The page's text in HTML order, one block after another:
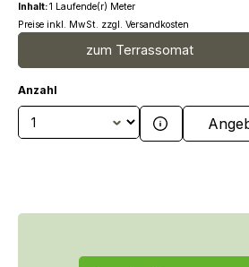
Inhalt:1 Laufende(r) Meter
Preise inkl. MwSt. zzgl. Versandkosten
zum Terrassomat
Anzahl
Produkt Anzahl: Gib